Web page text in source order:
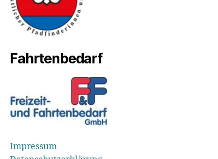
Fahrtenbedarf
Impressum